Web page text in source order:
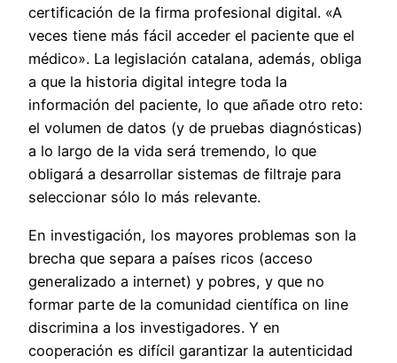
certificación de la firma profesional digital. «A
veces tiene más fácil acceder el paciente que el
médico». La legislación catalana, además, obliga
a que la historia digital integre toda la
información del paciente, lo que añade otro reto:
el volumen de datos (y de pruebas diagnósticas)
a lo largo de la vida será tremendo, lo que
obligará a desarrollar sistemas de filtraje para
seleccionar sólo lo más relevante.
En investigación, los mayores problemas son la
brecha que separa a países ricos (acceso
generalizado a internet) y pobres, y que no
formar parte de la comunidad científica on line
discrimina a los investigadores. Y en
cooperación es difícil garantizar la autenticidad